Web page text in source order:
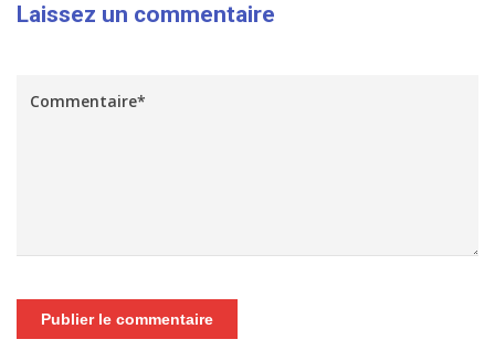
Laissez un commentaire
Publier le commentaire